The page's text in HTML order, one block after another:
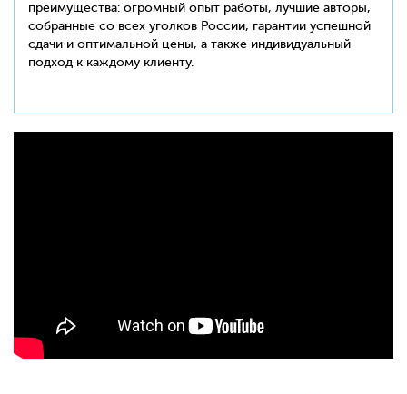
преимущества: огромный опыт работы, лучшие авторы,
собранные со всех уголков России, гарантии успешной
сдачи и оптимальной цены, а также индивидуальный
подход к каждому клиенту.